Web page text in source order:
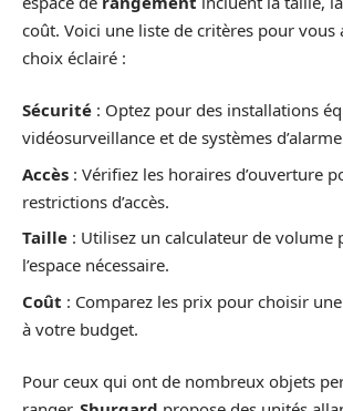
coût. Voici une liste de critères pour vous
choix éclairé :
Sécurité : Optez pour des installations
vidéosurveillance et de systèmes
Accès : Vérifiez les horaires d’ouverture
restrictions d’accès.
Taille : Utilisez un calculateur de volume
l’espace nécessaire.
Coût : Comparez les prix pour choisir
à votre budget.
Pour ceux qui ont de nombreux objets